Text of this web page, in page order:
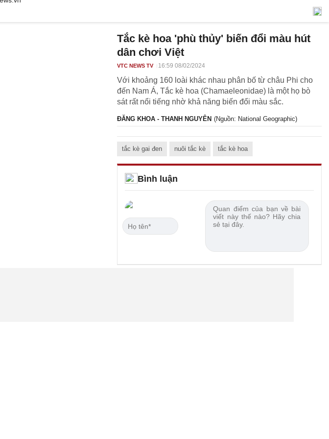
Tắc kè hoa 'phù thủy' biến đổi màu hút
dân chơi Việt
VTC NEWS TV 16:59 08/02/2024
Với khoảng 160 loài khác nhau phân bố từ châu Phi cho
đến Nam Á, Tắc kè hoa (Chamaeleonidae) là một họ bò
sát rất nổi tiếng nhờ khả năng biến đổi màu sắc.
ĐĂNG KHOA - THANH NGUYÊN (Nguồn: National Geographic)
tắc kè gai đen nuôi tắc kè tắc kè hoa
Bình luận